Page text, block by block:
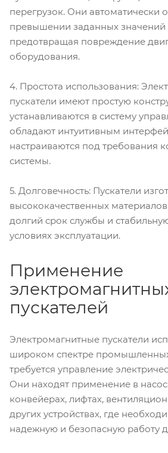
перегрузок. Они автоматически
превышении заданных значений
предотвращая повреждение
оборудования.
4. Простота использования:
пускатели имеют простую
устанавливаются в систему
обладают интуитивным
настраиваются под требования
системы.
5. Долговечность: Пускатели
высококачественных
долгий срок службы и
условиях эксплуатации.
Применение
пускателей
Электромагнитные пускатели
широком спектре
требуется управление
Они находят применение в
конвейерах, лифтах,
других устройствах, где
надежную и безопасную работу